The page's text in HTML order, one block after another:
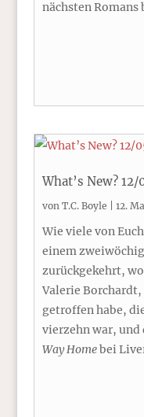
nächsten
What’s New?
von T.C. Boyle 12.
Wie viele von
einem
zurückgekehrt,
Valerie Borchardt,
getroffen habe,
vierzehn war,
Way Homebei